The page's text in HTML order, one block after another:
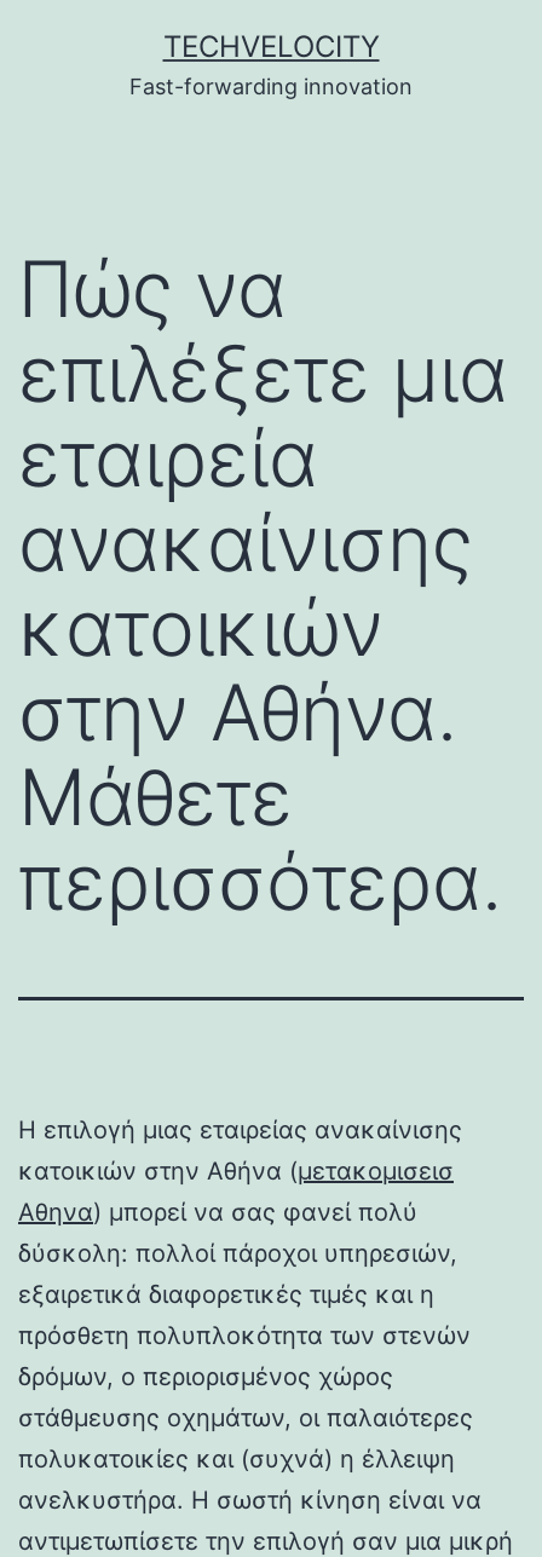
TECHVELOCITY
Fast-forwarding innovation
Πώς να
επιλέξετε μια
εταιρεία
ανακαίνισης
κατοικιών
στην Αθήνα.
Μάθετε
περισσότερα.
Η επιλογή μιας εταιρείας ανακαίνισης
κατοικιών στην Αθήνα (μετακομισεισ
Αθηνα) μπορεί να σας φανεί πολύ
δύσκολη: πολλοί πάροχοι υπηρεσιών,
εξαιρετικά διαφορετικές τιμές και η
πρόσθετη πολυπλοκότητα των στενών
δρόμων, ο περιορισμένος χώρος
στάθμευσης οχημάτων, οι παλαιότερες
πολυκατοικίες και (συχνά) η έλλειψη
ανελκυστήρα. Η σωστή κίνηση είναι να
αντιμετωπίσετε την επιλογή σαν μια μικρή